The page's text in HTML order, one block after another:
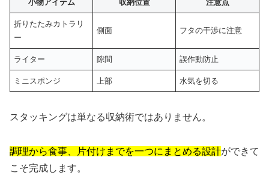
小物アイテム 収納位置 注意点
折りたたみカトラリ
ー
側面 フタの干渉に注意
ライター 隙間 誤作動防止
ミニスポンジ 上部 水気を切る
スタッキングは単なる収納術ではありません。
調理から食事、片付けまでを一つにまとめる設計ができて
こそ完成します。